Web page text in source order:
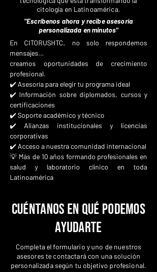
citología en Latinoamérica.
"Escríbenos ahora y recibe asesoría
personalizada en minutos"
En CITORUSHTC, no solo respondemos
mensajes…
creamos oportunidades de crecimiento
profesional.
✔️ Asesoría para elegir tu programa ideal
✔️ Información sobre diplomados, cursos y
certificaciones
✔️ Soporte académico y técnico
✔️ Alianzas institucionales y licencias
corporativas
✔️ Acceso a nuestra comunidad internacional
💡 Más de 10 años formando profesionales en
salud y laboratorio clínico en toda
Latinoamérica
Cuéntanos en qué podemos
ayudarte
Completa el formulario y uno de nuestros
asesores te contactará con una solución
personalizada según tu objetivo profesional.